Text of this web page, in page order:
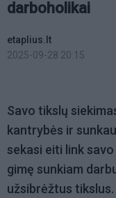
darboholikai
etaplius.lt
2025-09-28 20:15
Savo tikslų
kantrybės ir
sekasi eiti link
gimę sunkiam
užsibrėžtus tikslus.